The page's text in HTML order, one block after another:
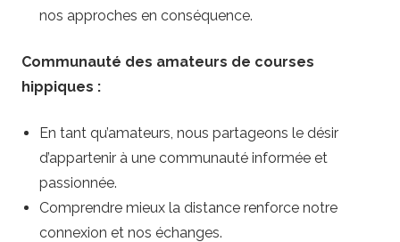
nos approches en conséquence.
Communauté des amateurs de courses
hippiques :
En tant qu’amateurs, nous partageons le désir
d’appartenir à une communauté informée et
passionnée.
Comprendre mieux la distance renforce notre
connexion et nos échanges.